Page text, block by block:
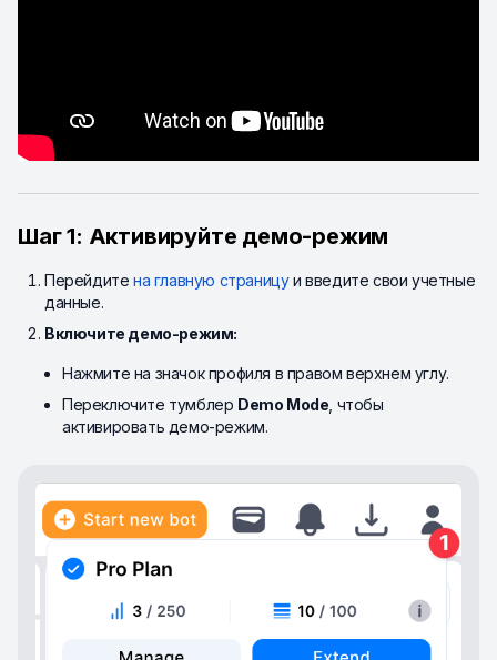
Шаг 1: Активируйте демо-режим
Перейдите на главную страницуи введите свои учетные
данные.
Включите демо-режим:
Нажмите на значок профиля в правом верхнем углу.
Переключите тумблер Demo Mode , чтобы
активировать демо-режим.